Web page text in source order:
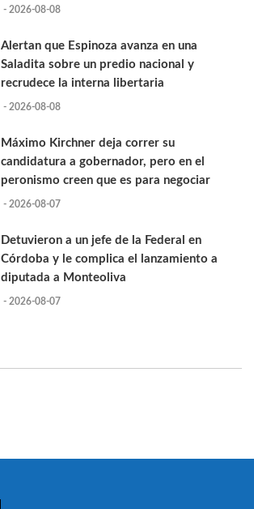
- 2026-08-08
Alertan que Espinoza avanza en una
Saladita sobre un predio nacional y
recrudece la interna libertaria
- 2026-08-08
Máximo Kirchner deja correr su
candidatura a gobernador, pero en el
peronismo creen que es para negociar
- 2026-08-07
Detuvieron a un jefe de la Federal en
Córdoba y le complica el lanzamiento a
diputada a Monteoliva
- 2026-08-07